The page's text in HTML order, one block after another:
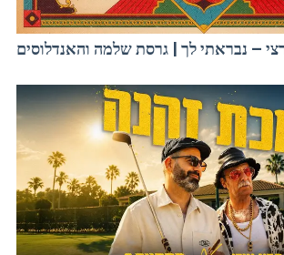
– נבראתי לך | גרסת שלמה והאנדלוסים